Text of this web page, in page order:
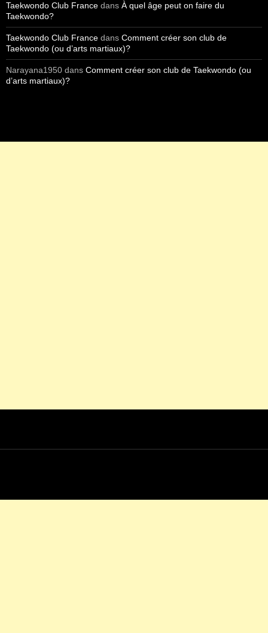
Taekwondo Club France dans À quel âge peut on faire du
Taekwondo?
Taekwondo Club France dans Comment créer son club de
Taekwondo (ou d’arts martiaux)?
Narayana1950 dans Comment créer son club de Taekwondo (ou
d’arts martiaux)?